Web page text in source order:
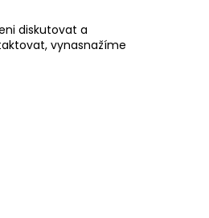
diskutovat a
vynasnažíme